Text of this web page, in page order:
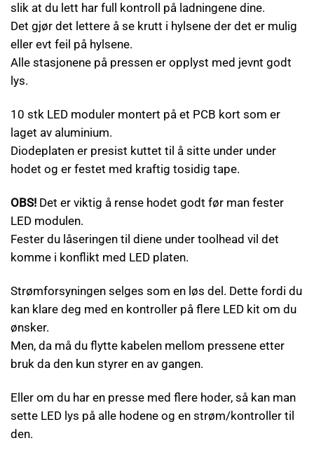
slik at du lett har full kontroll på ladningene dine.
Det gjør det lettere å se krutt i hylsene der det er mulig
eller evt feil på hylsene.
Alle stasjonene på pressen er opplyst med jevnt godt
lys.
10 stk LED moduler montert på et PCB kort som er
laget av aluminium.
Diodeplaten er presist kuttet til å sitte under under
hodet og er festet med kraftig tosidig tape.
OBS! Det er viktig å rense hodet godt før man fester
LED modulen.
Fester du låseringen til diene under toolhead vil det
komme i konflikt med LED platen.
Strømforsyningen selges som en løs del. Dette fordi du
kan klare deg med en kontroller på flere LED kit om du
ønsker.
Men, da må du flytte kabelen mellom pressene etter
bruk da den kun styrer en av gangen.
Eller om du har en presse med flere hoder, så kan man
sette LED lys på alle hodene og en strøm/kontroller til
den.